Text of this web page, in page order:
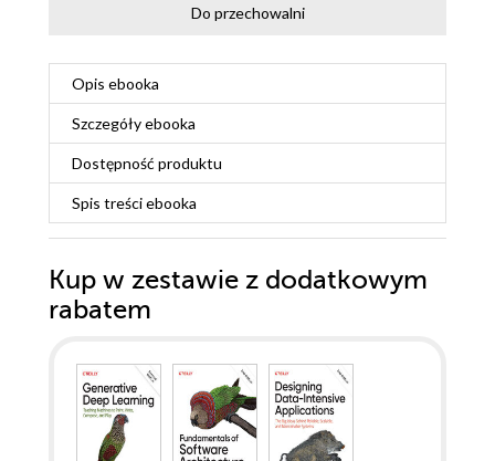
Do przechowalni
Opis ebooka
Szczegółyebooka
Dostępność produktu
Spis treściebooka
Kup w zestawie z dodatkowym
rabatem